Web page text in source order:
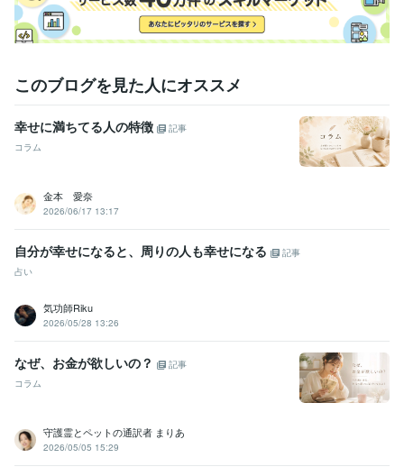
このブログを見た人にオススメ
幸せに満ちてる人の特徴
記事
コラム
金本 愛奈
2026/06/17 13:17
自分が幸せになると、周りの人も幸せになる
記事
占い
気功師Riku
2026/05/28 13:26
なぜ、お金が欲しいの？
記事
コラム
守護霊とペットの通訳者 まりあ
2026/05/05 15:29